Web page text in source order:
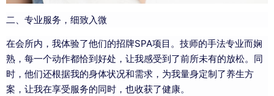
二、专业服务，细致入微
在会所内，我体验了他们的招牌SPA项目。技师的手法专业而娴
熟，每一个动作都恰到好处，让我感受到了前所未有的放松。同
时，他们还根据我的身体状况和需求，为我量身定制了养生方
案，让我在享受服务的同时，也收获了健康。